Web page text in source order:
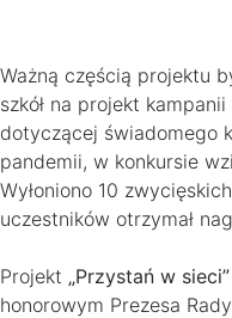
Ważną częścią projektu
szkół na projekt
dotyczącej świadomego
pandemii, w konkursie
Wyłoniono 10
uczestników otrzymał
Projekt „Przystań w sieci”
honorowym Prezesa